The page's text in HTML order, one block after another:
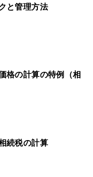
と管理方法
格の計算の特例（相
続税の計算